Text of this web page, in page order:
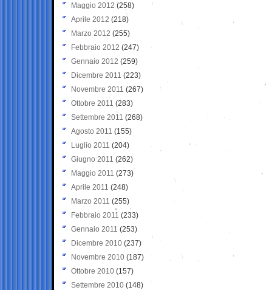
Maggio 2012 (258)
Aprile 2012 (218)
Marzo 2012 (255)
Febbraio 2012 (247)
Gennaio 2012 (259)
Dicembre 2011 (223)
Novembre 2011 (267)
Ottobre 2011 (283)
Settembre 2011 (268)
Agosto 2011 (155)
Luglio 2011 (204)
Giugno 2011 (262)
Maggio 2011 (273)
Aprile 2011 (248)
Marzo 2011 (255)
Febbraio 2011 (233)
Gennaio 2011 (253)
Dicembre 2010 (237)
Novembre 2010 (187)
Ottobre 2010 (157)
Settembre 2010 (148)